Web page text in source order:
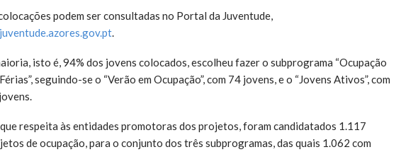
podem ser consultadas no Portal da Juventude,
juventude.azores.gov.pt.
isto é, 94% dos jovens colocados, escolheu fazer o subprograma “Ocupação
seguindo-se o “Verão em Ocupação”, com 74 jovens, e o “Jovens Ativos”, com
respeita às entidades promotoras dos projetos, foram candidatados 1.117
de ocupação, para o conjunto dos três subprogramas, das quais 1.062 com